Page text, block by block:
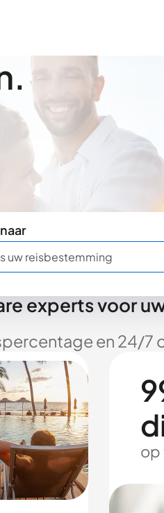
naar
experts voor
en 24/7
op